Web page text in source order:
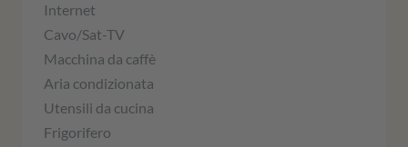
Internet
Cavo/Sat-TV
Macchina da caffè
Aria condizionata
Utensili da cucina
Frigorifero